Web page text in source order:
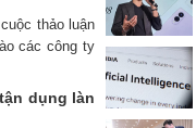
thảo luận
các công ty
dụng làn